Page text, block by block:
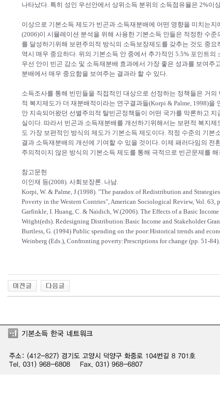
나타났다. 특히 성인 우선안에서 상위소득 분위의 소득점유율은 2%이
이상으로 기본소득 제도가 빈곤과 소득재분배에 어떤 영향을 미치는
(2006)이 시뮬레이션 분석을 위해 사용한 기본소득 안들은 적정한 수
를 달성하기위해 보편주의적 방식의 소득보장제도를 갖추는 것도 중
역시 매우 중요하다. 위의 기본소득 안 중에서 추가적인 5.5% 포인트
우선 안이 빈곤 감소 및 소득재분배 효과에서 가장 좋은 성과를 보여
분배에서 매우 중요함을 보여주는 결과라 할 수 있다.
소득조사를 통해 빈민들을 직접적인 대상으로 선정하는 정책들은 거
적 복지제도가 더 재분배적이라는 연구결과들(Korpi & Palme, 1998)
안 지속되어왔던 선별주의적 탈빈곤정책들이 어떤 국가를 막론하고
실이다. 따라서 빈곤과 소득재분배를 개선하기위해서는 보편적 복지
도 가장 보편적인 방식의 제도가 기본소득 제도이다. 적정 수준의 기
결과 소득재분배의 개선에 기여할 수 있을 것이다. 이제 패러다임의
주의적이지 않은 방식의 기본소득 제도를 통해 극적으로 빈곤문제를
참고문헌
이인재 등(2008). 사회보장론. 나남.
Korpi, W. & Palme, J.(1998). "The paradox of Redistribution and
Poverty in the Western Contries", American Sociological Review, Vol. 63,
Garfinkle, I. Huang, C. & Naidich, W.(2006). The Effects of a Basic
Wright(eds). Redesigning Distribution:Basic Income and Stakeholder
Burtless, G. (1994) Public spending on the poor:Historical trends and
Weinberg (Eds.), Confronting poverty:Prescriptions for change (pp. 51-